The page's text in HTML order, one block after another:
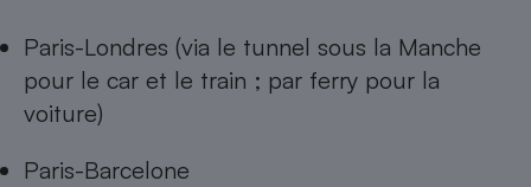
Paris-Londres (via le tunnel sous la Manche
pour le car et le train ; par ferry pour la
voiture)
Paris-Barcelone